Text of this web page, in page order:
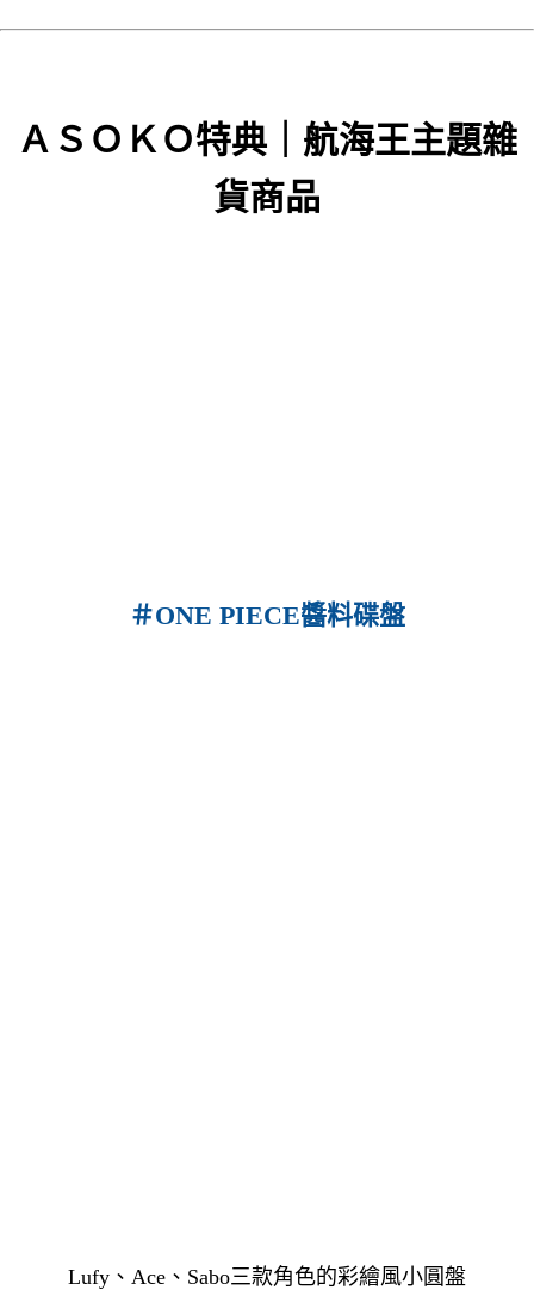
ＡＳＯＫＯ特典｜航海王主題雜
貨商品
＃ONE PIECE醬料碟盤
Lufy、Ace、Sabo三款角色的彩繪風小圓盤